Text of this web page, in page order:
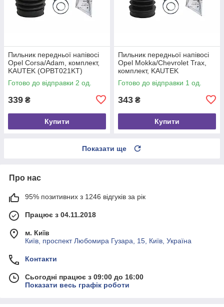
Пильник передньої напівосі
Opel Corsa/Adam, комплект,
KAUTEK (OPBT021KT)
Готово до відправки 2 од.
339 ₴
Купити
Пильник передньої напівосі
Opel Mokka/Chevrolet Trax,
комплект, KAUTEK
(OPBT027KT)
Готово до відправки 1 од.
343 ₴
Купити
Показати ще
Про нас
95% позитивних з 1246 відгуків за рік
Працює з 04.11.2018
м. Київ
Київ, проспект Любомира Гузара, 15, Київ, Україна
Контакти
Сьогодні працює з 09:00 до 16:00
Показати весь графік роботи